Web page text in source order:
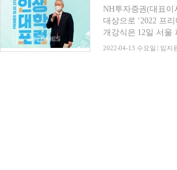
NH투자증권(대표이
대상으로 ‘2022 프
개강식은 12일 서울
2022-04-13 수요일 | 임지